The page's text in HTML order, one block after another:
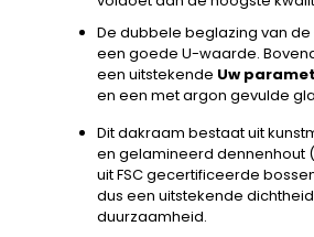
De dubbele beglazing van de
een goede U-waarde.
een uitstekende Uw
en een met argon gevulde
Dit dakraam bestaat uit
en gelamineerd dennenhout (
uit FSC gecertificeerde
dus een uitstekende
duurzaamheid.